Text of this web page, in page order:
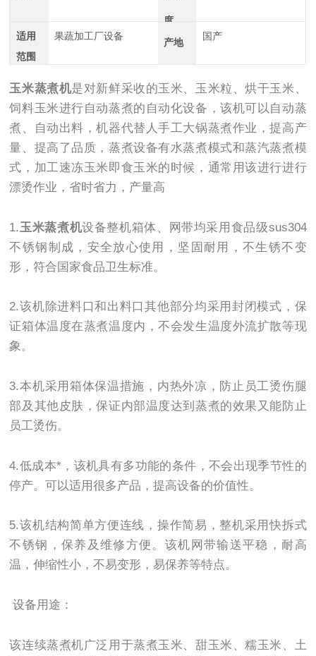
度
适用
范围
果蔬加工厂设备
产地
国产
玉米蒸煮机是对新鲜采收的玉米、玉米粒、烘干玉米、
饲料玉米进行自动蒸煮的自动化设备，该机可以自动蒸
煮、自动出料，机器代替人手工大锅蒸煮作业，提高产
量、提高了品质，蒸煮设备有水蒸煮模式和蒸汽蒸煮模
式，加工速冻玉米即食玉米的时候，通常用该进行进行
漂烫作业，省时省力，产量高
1. 玉米蒸煮机设备整机箱体、网带均采用食品级sus304
不锈钢制成，安全放心使用，坚固耐用，不生锈不变
形，符合国家食品卫生标准。
2.该机除进料口和出料口其他部分均采用封闭模式，保
证箱体温度在蒸煮温度内，不会发生温度外流扩散等现
象。
3.本机采用箱体保温措施，内热外凉，防止员工烫伤腿
部及其他皮肤，保证内部温度达到蒸煮的效果又能防止
员工烫伤。
4.低成本*，该机具有多功能的条件，不会出现季节性的
停产。可以适用很多产品，提高设备的价值性。
5.该机结构简单方便连线，操作简易，整机采用快拆式
不锈钢，保养及维修方便。该机网带输送平稳，耐高
温，伸缩性小，不易变形，易保养等特点。
设备用途：
该连续蒸煮机广泛用于蒸煮玉米、甜玉米、糯玉米、土